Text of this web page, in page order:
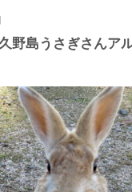
野島うさぎさんア